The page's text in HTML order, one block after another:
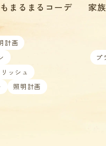
まるまるコーデ
計画
ッシュ
照明計画
家
プ